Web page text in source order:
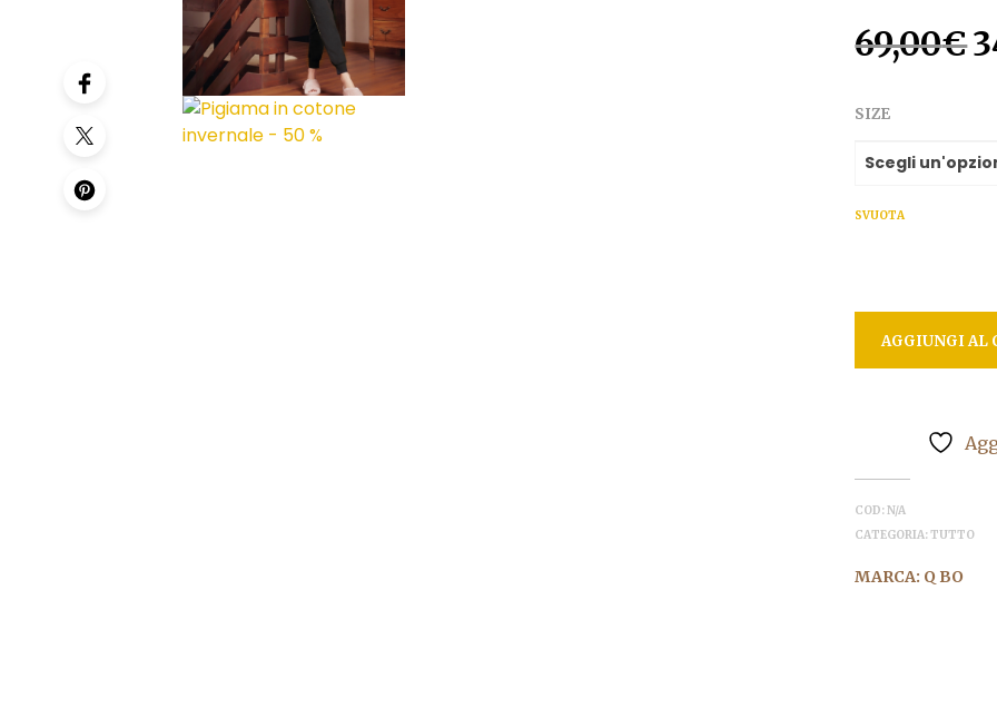
69,00€ Il
SIZE
SVUOTA
AGGIUNGI AL
COD:N/A
CATEGORIA:TUTTO
MARCA: Q BO